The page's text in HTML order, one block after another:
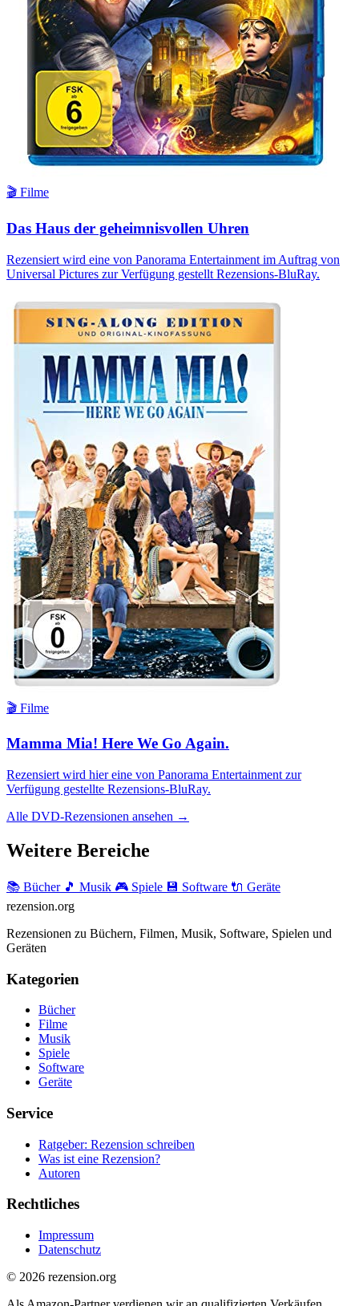
🎬 Filme
Das Haus der geheimnisvollen Uhren
Rezensiert wird eine von Panorama Entertainment im Auftrag von
Universal Pictures zur Verfügung gestellt Rezensions-BluRay.
🎬 Filme
Mamma Mia! Here We Go Again.
Rezensiert wird hier eine von Panorama Entertainment zur
Verfügung gestellte Rezensions-BluRay.
Alle DVD-Rezensionen ansehen →
Weitere Bereiche
📚 Bücher 🎵 Musik 🎮 Spiele 💾 Software 🔌 Geräte
rezension.org
Rezensionen zu Büchern, Filmen, Musik, Software, Spielen und
Geräten
Kategorien
Bücher
Filme
Musik
Spiele
Software
Geräte
Service
Ratgeber: Rezension schreiben
Was ist eine Rezension?
Autoren
Rechtliches
Impressum
Datenschutz
© 2026 rezension.org